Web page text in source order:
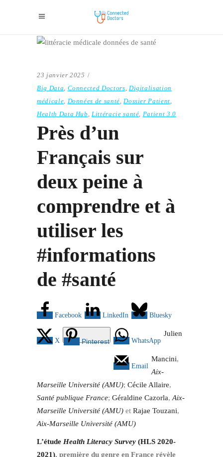
23 janvier 2025
Big Data Connected Doctors Digitalisation
médicale Données de santé Dossier Patient
Health Data Hub
Littéracie santé Patient 3.0
Près d’un
Français sur
deux peine à
comprendre et à
utiliser les
#informations
de #santé
Facebook LinkedIn Bluesky
X Pinterest WhatsApp
Email
Julien
Mancini,
Aix-
Marseille Université (AMU); Cécile Allaire,
Santé publique France; Géraldine Cazorla, Aix-
Marseille Université (AMU) et Rajae Touzani,
Aix-Marseille Université (AMU)
L’étude Health Literacy Survey (HLS 2020-
2021), première du genre en France révèle